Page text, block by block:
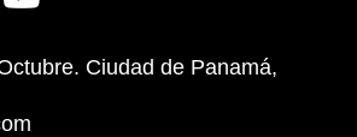
Ciudad de Panamá,